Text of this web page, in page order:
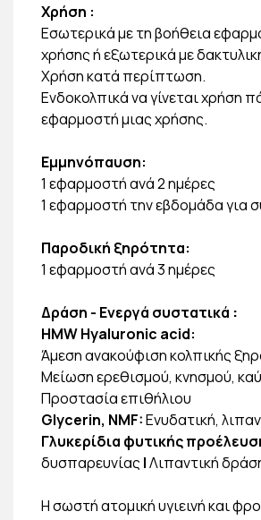
Χρήση :
Εσωτερικά με τη βοήθεια
χρήσης ή εξωτερικά με
Χρήση κατά περίπτωση.
Ενδοκολπικά να γίνεται χρήση
εφαρμοστή μιας χρήσης.
Εμμηνόπαυση:
1 εφαρμοστή ανά 2 ημέρες
1 εφαρμοστή την εβδομάδα για
Παροδική ξηρότητα:
1 εφαρμοστή ανά 3 ημέρες
Δράση - Ενεργά συστατικά :
HMW Hyaluronic acid:
Άμεση ανακούφιση κολπικής
Μείωση ερεθισμού, κνησμού,
Προστασία επιθήλιου
Glycerin, NMF:Ενυδατική,
Γλυκερίδια φυτικής
δυσπαρευνίας |Λιπαντική
Η σωστή ατομική υγιεινή και